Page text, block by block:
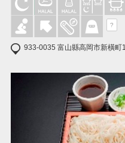
?
933-0035 富山縣高岡市新橫町1